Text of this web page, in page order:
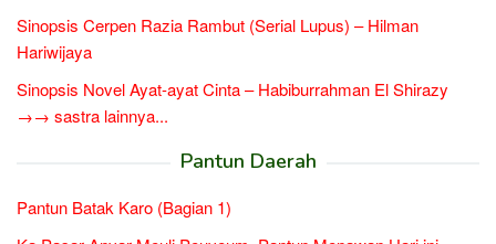
Sinopsis Cerpen Razia Rambut (Serial Lupus) – Hilman
Hariwijaya
Sinopsis Novel Ayat-ayat Cinta – Habiburrahman El Shirazy
→→ sastra lainnya...
Pantun Daerah
Pantun Batak Karo (Bagian 1)